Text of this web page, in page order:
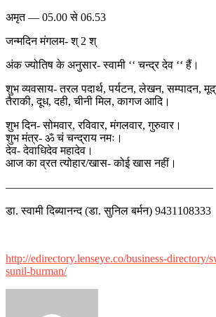
अमृत — 05.00 से 06.53
जन्मदिन मंगलम- श् 2 श्
अंक ज्योतिष के अनुसार- स्वामी ‘‘ चन्द्र देव ‘‘ हैं।
शुभ व्यवसाय- तरल पदार्थ, पर्यटन, लेखन, सम्पादन,
तैराकी, दूध, दही, चीनी मिल, कागज आदि।
शुभ दिन- सोमवार, रविवार, मंगलवार, गुरुवार।
शुभ मंत्र- ॐ चं चन्द्राय नमः।
देव- देवाधिदेव महादेव।
आज का व्रत त्योहार/खास- कोई खास नहीं।
——————————————————–
डा. स्वामी दिब्यानन्द (डा. सुनिल बर्मन) 9431108333
http://edirectory.lenseye.co/business-directory/
sunil-burman/